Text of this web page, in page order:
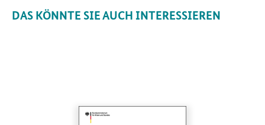
DAS KÖNNTE SIE AUCH INTERESSIEREN